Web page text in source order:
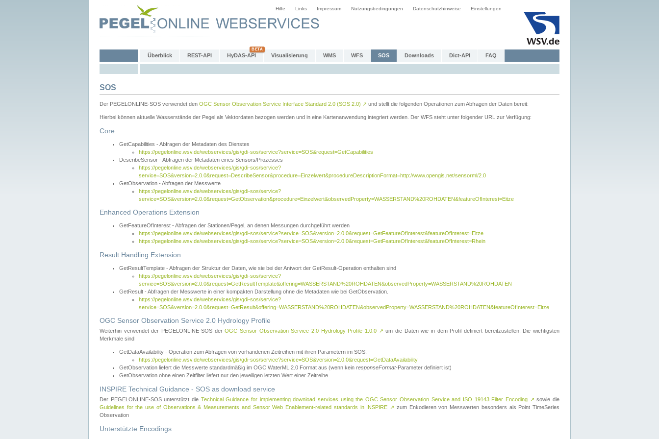
Hilfe Links Impressum Nutzungsbedingungen Datenschutzhinweise Einstellungen
Überblick REST-API HyDAS-API Visualisierung WMS WFS SOS Downloads Dict-API FAQ
SOS
Der PEGELONLINE-SOS verwendet den OGC Sensor Observation Service Interface Standard 2.0 (SOS 2.0) ↗ und stellt die folgenden Operationen zum Abfragen der Daten bereit:
Hierbei können aktuelle Wasserstände der Pegel als Vektordaten bezogen werden und in eine Kartenanwendung integriert werden. Der WFS steht unter folgender URL zur Verfügung:
Core
GetCapabilities - Abfragen der Metadaten des Dienstes
https://pegelonline.wsv.de/webservices/gis/gdi-sos/service?service=SOS&request=GetCapabilities
DescribeSensor - Abfragen der Metadaten eines Sensors/Prozesses
https://pegelonline.wsv.de/webservices/gis/gdi-sos/service?
service=SOS&version=2.0.0&request=DescribeSensor&procedure=Einzelwert&procedureDescriptionFormat=http://www.opengis.net/sensorml/2.0
GetObservation - Abfragen der Messwerte
https://pegelonline.wsv.de/webservices/gis/gdi-sos/service?
service=SOS&version=2.0.0&request=GetObservation&procedure=Einzelwert&observedProperty=WASSERSTAND%20ROHDATEN&featureOfInterest=Eitze
Enhanced Operations Extension
GetFeatureOfInterest - Abfragen der Stationen/Pegel, an denen Messungen durchgeführt werden
https://pegelonline.wsv.de/webservices/gis/gdi-sos/service?service=SOS&version=2.0.0&request=GetFeatureOfInterest&featureOfInterest=Eitze
https://pegelonline.wsv.de/webservices/gis/gdi-sos/service?service=SOS&version=2.0.0&request=GetFeatureOfInterest&featureOfInterest=Rhein
Result Handling Extension
GetResultTemplate - Abfragen der Struktur der Daten, wie sie bei der Antwort der GetResult-Operation enthalten sind
https://pegelonline.wsv.de/webservices/gis/gdi-sos/service?
service=SOS&version=2.0.0&request=GetResultTemplate&offering=WASSERSTAND%20ROHDATEN&observedProperty=WASSERSTAND%20ROHDATEN
GetResult - Abfragen der Messwerte in einer kompakten Darstellung ohne die Metadaten wie bei GetObservation.
https://pegelonline.wsv.de/webservices/gis/gdi-sos/service?
service=SOS&version=2.0.0&request=GetResult&offering=WASSERSTAND%20ROHDATEN&observedProperty=WASSERSTAND%20ROHDATEN&featureOfInterest=Eitze
OGC Sensor Observation Service 2.0 Hydrology Profile
Weiterhin verwendet der PEGELONLINE-SOS derOGC Sensor Observation Service 2.0 Hydrology Profile 1.0.0 ↗ um die Daten wie in dem Profil definiert bereitzustellen. Die wichtigsten
Merkmale sind
GetDataAvailability - Operation zum Abfragen von vorhandenen Zeitreihen mit ihren Parametern im SOS.
https://pegelonline.wsv.de/webservices/gis/gdi-sos/service?service=SOS&version=2.0.0&request=GetDataAvailability
GetObservation liefert die Messwerte standardmäßig im OGC WaterML 2.0 Format aus (wenn kein responseFormat-Parameter definiert ist)
GetObservation ohne einen Zeitfilter liefert nur den jeweiligen letzten Wert einer Zeitreihe.
INSPIRE Technical Guidance - SOS as download service
Der PEGELONLINE-SOS unterstützt die Technical Guidance for implementing download services using the OGC Sensor Observation Service and ISO 19143 Filter Encoding ↗ sowie die
Guidelines for the use of Observations & Measurements and Sensor Web Enablement-related standards in INSPIRE ↗ zum Enkodieren von Messwerten besonders als Point TimeSeries
Observation
Unterstützte Encodings